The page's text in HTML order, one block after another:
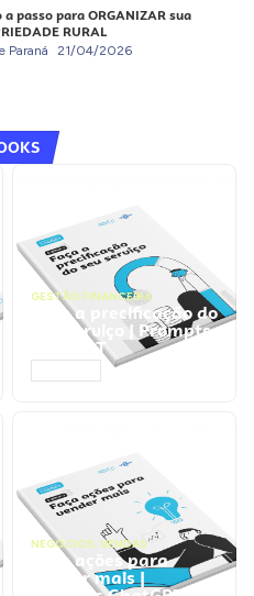
a passo para ORGANIZAR sua
RURAL
Paraná 21/04/2026
GESTÃO FINANCEIRA
Faça a precificação do
seu serviço | Prompts
ChatGPT
NEGÓCIOS, VENDAS
Faça ações para
vender mais |